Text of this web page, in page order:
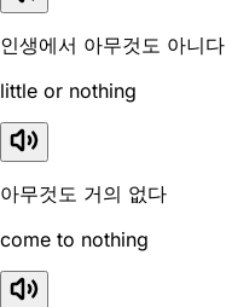
인생에서 아무것도 아니다
little or nothing
아무것도 거의 없다
come to nothing